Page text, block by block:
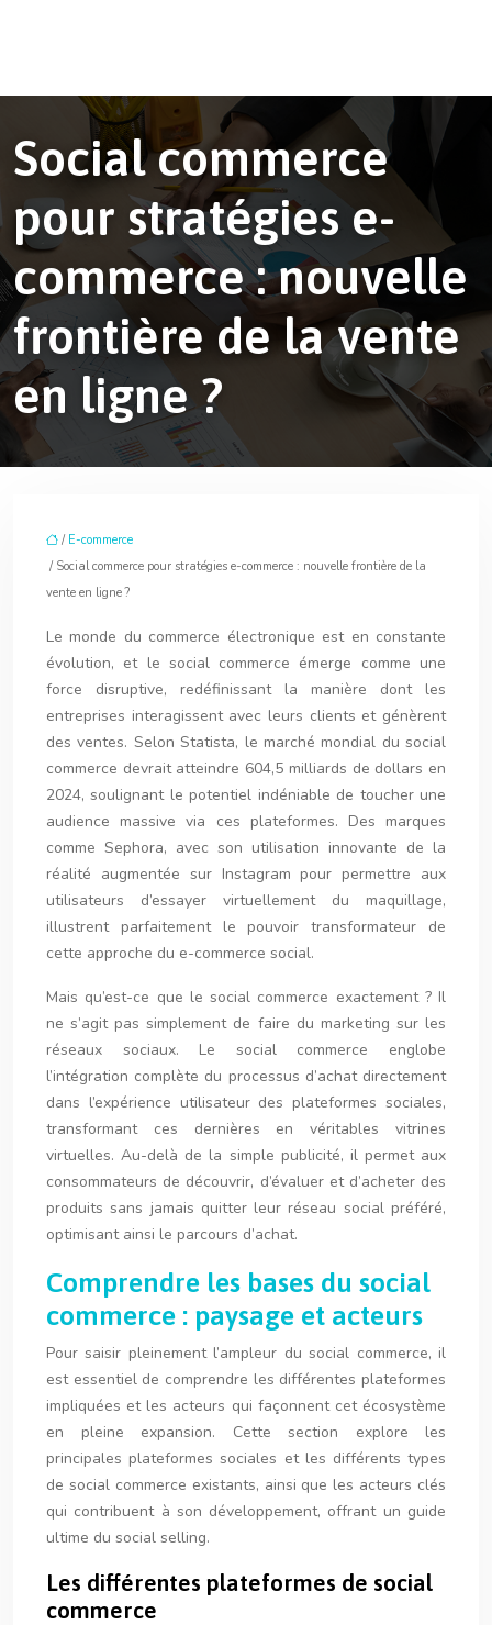
Social commerce
pour stratégies e-
commerce : nouvelle
frontière de la vente
en ligne ?
/ E-commerce
/ Social commerce pour stratégies e-commerce : nouvelle frontière de la
vente en ligne ?
Le monde du commerce électronique est en constante
évolution, et le social commerce émerge comme une
force disruptive, redéfinissant la manière dont les
entreprises interagissent avec leurs clients et génèrent
des ventes. Selon Statista, le marché mondial du social
commerce devrait atteindre 604,5 milliards de dollars en
2024, soulignant le potentiel indéniable de toucher une
audience massive via ces plateformes. Des marques
comme Sephora, avec son utilisation innovante de la
réalité augmentée sur Instagram pour permettre aux
utilisateurs d’essayer virtuellement du maquillage,
illustrent parfaitement le pouvoir transformateur de
cette approche du e-commerce social.
Mais qu’est-ce que le social commerce exactement ? Il
ne s’agit pas simplement de faire du marketing sur les
réseaux sociaux. Le social commerce englobe
l’intégration complète du processus d’achat directement
dans l’expérience utilisateur des plateformes sociales,
transformant ces dernières en véritables vitrines
virtuelles. Au-delà de la simple publicité, il permet aux
consommateurs de découvrir, d’évaluer et d’acheter des
produits sans jamais quitter leur réseau social préféré,
optimisant ainsi le parcours d’achat.
Comprendre les bases du social
commerce : paysage et acteurs
Pour saisir pleinement l’ampleur du social commerce, il
est essentiel de comprendre les différentes plateformes
impliquées et les acteurs qui façonnent cet écosystème
en pleine expansion. Cette section explore les
principales plateformes sociales et les différents types
de social commerce existants, ainsi que les acteurs clés
qui contribuent à son développement, offrant un guide
ultime du social selling.
Les différentes plateformes de social
commerce